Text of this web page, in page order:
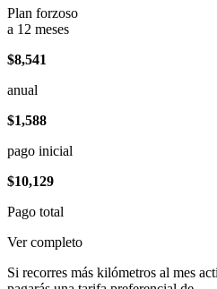
Plan forzoso
a 12 meses
$8,541
anual
$1,588
pago inicial
$10,129
Pago total
Ver completo
Si recorres más kilómetros al mes